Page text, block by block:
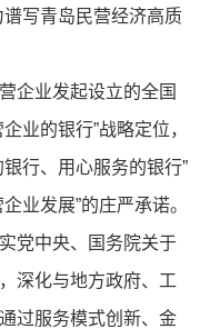
写青岛民营经济高质
企业发起设立的全国
业的银行”战略定位，
行、用心服务的银行”
业发展”的庄严承诺。
党中央、国务院关于
深化与地方政府、工
过服务模式创新、金